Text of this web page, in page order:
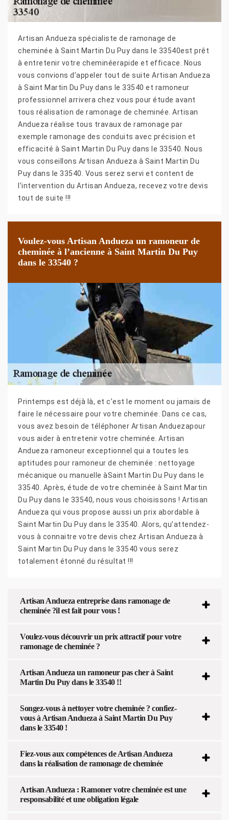
Artisan Andueza spécialiste de ramonage de
cheminée à Saint Martin Du Puy dans le 33540est prêt
à entretenir votre cheminéerapide et efficace. Nous
vous convions d’appeler tout de suite Artisan Andueza
à Saint Martin Du Puy dans le 33540 et ramoneur
professionnel arrivera chez vous pour étude avant
tous réalisation de ramonage de cheminée. Artisan
Andueza réalise tous travaux de ramonage par
exemple ramonage des conduits avec précision et
efficacité à Saint Martin Du Puy dans le 33540. Nous
vous conseillons Artisan Andueza à Saint Martin Du
Puy dans le 33540. Vous serez servi et content de
l’intervention du Artisan Andueza, recevez votre devis
tout de suite !!!
Voulez-vous Artisan Andueza un ramoneur de
cheminée à l’ancienne à Saint Martin Du Puy
dans le 33540 ?
Printemps est déjà là, et c’est le moment ou jamais de
faire le nécessaire pour votre cheminée. Dans ce cas,
vous avez besoin de téléphoner Artisan Anduezapour
vous aider à entretenir votre cheminée. Artisan
Andueza ramoneur exceptionnel qui a toutes les
aptitudes pour ramoneur de cheminée : nettoyage
mécanique ou manuelle àSaint Martin Du Puy dans le
33540. Après, étude de votre cheminée à Saint Martin
Du Puy dans le 33540, nous vous choisissons ! Artisan
Andueza qui vous propose aussi un prix abordable à
Saint Martin Du Puy dans le 33540. Alors, qu’attendez-
vous à connaitre votre devis chez Artisan Andueza à
Saint Martin Du Puy dans le 33540 vous serez
totalement étonné du résultat !!!
Artisan Andueza entreprise dans ramonage de
cheminée ?il est fait pour vous !
Voulez-vous découvrir un prix attractif pour votre
ramonage de cheminée ?
Artisan Andueza un ramoneur pas cher à Saint
Martin Du Puy dans le 33540 !!
Songez-vous à nettoyer votre cheminée ? confiez-
vous à Artisan Andueza à Saint Martin Du Puy
dans le 33540 !
Fiez-vous aux compétences de Artisan Andueza
dans la réalisation de ramonage de cheminée
Artisan Andueza : Ramoner votre cheminée est une
responsabilité et une obligation légale